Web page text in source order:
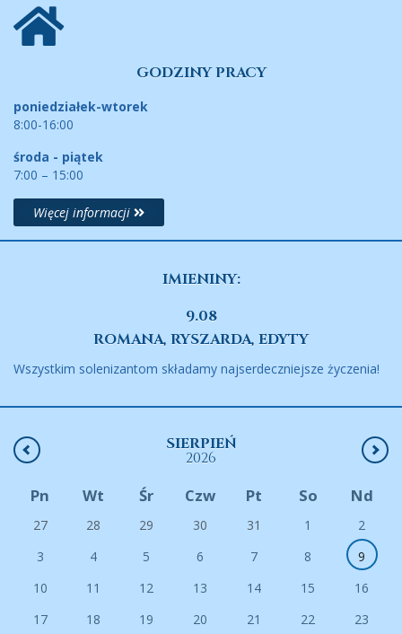
GODZINY PRACY
poniedziałek-wtorek
8:00-16:00
środa - piątek
7:00 – 15:00
Więcej informacji
IMIENINY:
9.08
ROMANA, RYSZARDA, EDYTY
Wszystkim solenizantom składamy najserdeczniejsze życzenia!
SIERPIEŃ
2026
Pn Wt Śr Czw Pt So Nd
27 28 29 30 31 1
2
3
4 5 6 7 8
9
10
11 12 13 14 15
16
17
18 19 20 21 22
23